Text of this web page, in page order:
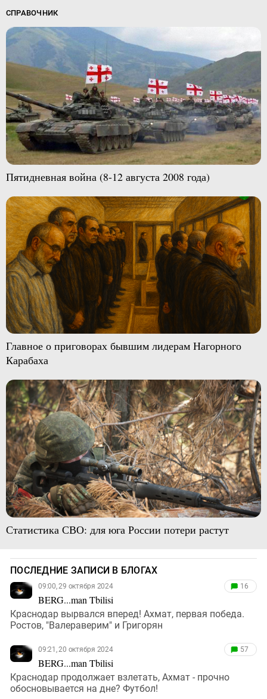
СПРАВОЧНИК
Пятидневная война (8-12 августа 2008 года)
Главное о приговорах бывшим лидерам Нагорного
Карабаха
Статистика СВО: для юга России потери растут
ПОСЛЕДНИЕ ЗАПИСИ В БЛОГАХ
09:00, 29 октября 2024
BERG...man Tbilisi
16
Краснодар вырвался вперед! Ахмат, первая победа.
Ростов, "Валераверим" и Григорян
09:21, 20 октября 2024
BERG...man Tbilisi
57
Краснодар продолжает взлетать, Ахмат - прочно
обосновывается на дне? Футбол!